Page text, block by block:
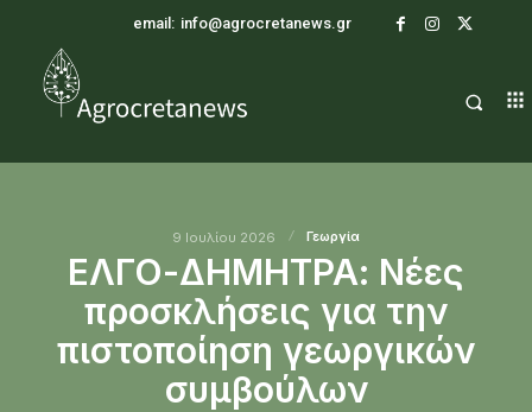
email: info@agrocretanews.gr
9 Ιουλίου 2026 Γεωργία
ΕΛΓΟ-ΔΗΜΗΤΡΑ: Νέες
προσκλήσεις για την
πιστοποίηση γεωργικών
συμβούλων